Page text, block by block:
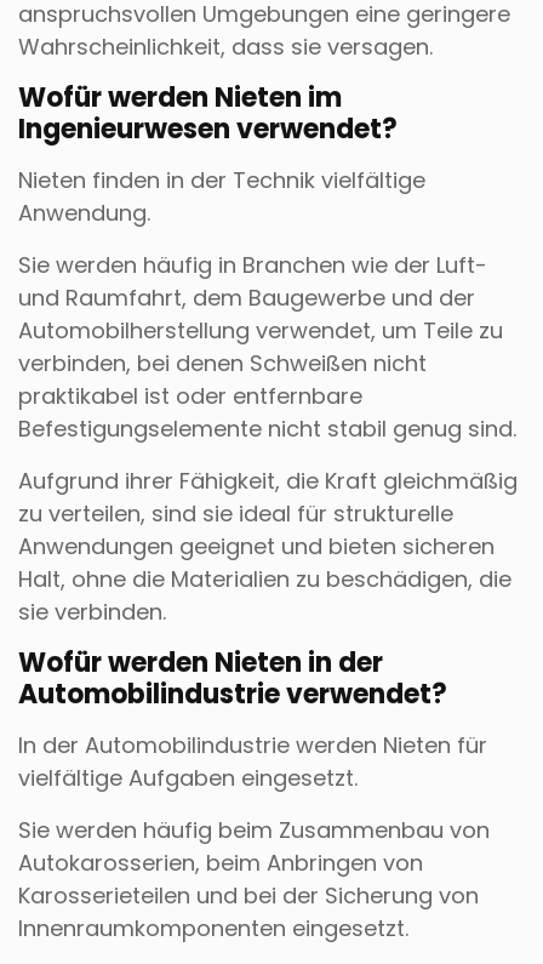
anspruchsvollen Umgebungen eine geringere
Wahrscheinlichkeit, dass sie versagen.
Wofür werden Nieten im
Ingenieurwesen verwendet?
Nieten finden in der Technik vielfältige
Anwendung.
Sie werden häufig in Branchen wie der Luft-
und Raumfahrt, dem Baugewerbe und der
Automobilherstellung verwendet, um Teile zu
verbinden, bei denen Schweißen nicht
praktikabel ist oder entfernbare
Befestigungselemente nicht stabil genug sind.
Aufgrund ihrer Fähigkeit, die Kraft gleichmäßig
zu verteilen, sind sie ideal für strukturelle
Anwendungen geeignet und bieten sicheren
Halt, ohne die Materialien zu beschädigen, die
sie verbinden.
Wofür werden Nieten in der
Automobilindustrie verwendet?
In der Automobilindustrie werden Nieten für
vielfältige Aufgaben eingesetzt.
Sie werden häufig beim Zusammenbau von
Autokarosserien, beim Anbringen von
Karosserieteilen und bei der Sicherung von
Innenraumkomponenten eingesetzt.